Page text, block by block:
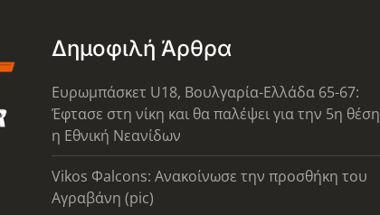
Δημοφιλή Άρθρα
Ευρωμπάσκετ U18, Βουλγαρία-Ελλάδα 65-67:
Έφτασε στη νίκη και θα παλέψει για την 5η θέση
η Εθνική Νεανίδων
Vikos Φalcons: Ανακοίνωσε την προσθήκη του
Αγραβάνη (pic)